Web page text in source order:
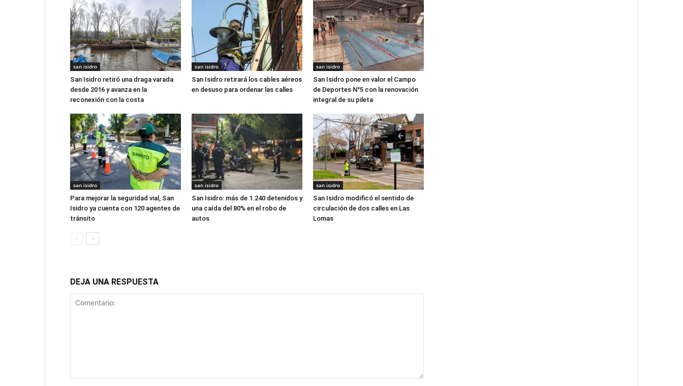
san isidro
San Isidro retiró una draga varada
desde 2016 y avanza en la
reconexión con la costa
san isidro
San Isidro retirará los cables aéreos
en desuso para ordenar las calles
san isidro
San Isidro pone en valor el Campo
de Deportes N°5 con la renovación
integral de su pileta
san isidro
Para mejorar la seguridad vial, San
Isidro ya cuenta con 120 agentes de
tránsito
san isidro
San Isidro: más de 1.240 detenidos y
una caída del 80% en el robo de
autos
san isidro
San Isidro modificó el sentido de
circulación de dos calles en Las
Lomas
DEJA UNA RESPUESTA